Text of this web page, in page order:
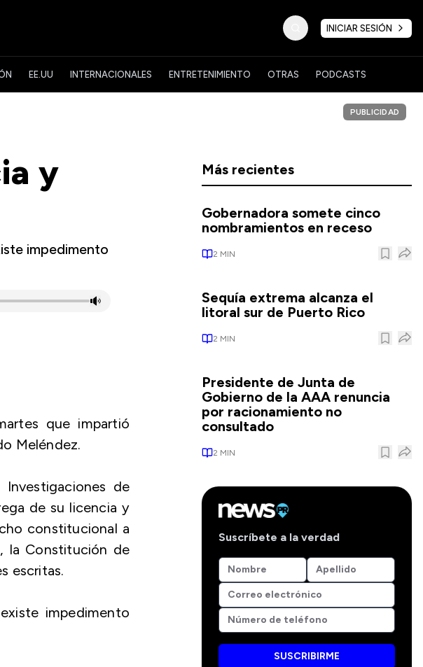
INICIAR SESIÓN
EE.UU INTERNACIONALES ENTRETENIMIENTO OTRAS PODCASTS
y
impedimento
que impartió
Meléndez.
de
de su licencia y
constitucional a
la Constitución de
escritas.
impedimento
PUBLICIDAD
Más recientes
Gobernadora somete cinco
nombramientos en receso
2 MIN
Sequía extrema alcanza el
litoral sur de Puerto Rico
2 MIN
Presidente de Junta de
Gobierno de la AAA renuncia
por racionamiento no
consultado
2 MIN
Suscríbete a la verdad
SUSCRIBIRME